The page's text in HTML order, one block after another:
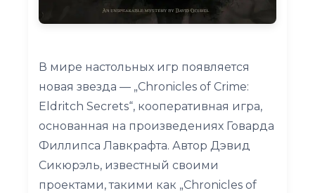
В мире настольных игр появляется
новая звезда — „Chronicles of Crime:
Eldritch Secrets“, кооперативная игра,
основанная на произведениях Говарда
Филлипса Лавкрафта. Автор Дэвид
Сикюрэль, известный своими
проектами, такими как „Chronicles of